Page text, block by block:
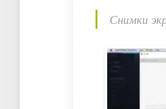
Снимки